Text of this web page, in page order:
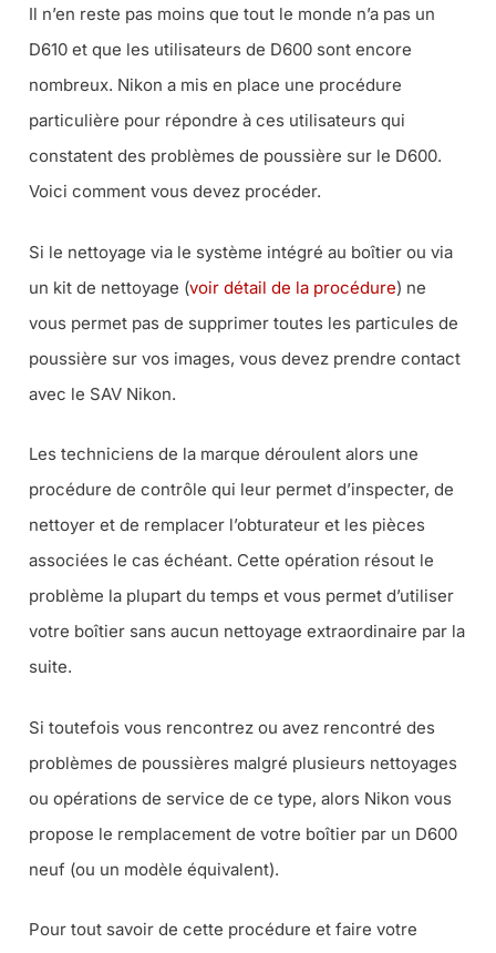
Il n’en reste pas moins que tout le monde n’a pas un
D610 et que les utilisateurs de D600 sont encore
nombreux. Nikon a mis en place une procédure
particulière pour répondre à ces utilisateurs qui
constatent des problèmes de poussière sur le D600.
Voici comment vous devez procéder.
Si le nettoyage via le système intégré au boîtier ou via
un kit de nettoyage (voir détail de la procédure) ne
vous permet pas de supprimer toutes les particules de
poussière sur vos images, vous devez prendre contact
avec le SAV Nikon.
Les techniciens de la marque déroulent alors une
procédure de contrôle qui leur permet d’inspecter, de
nettoyer et de remplacer l’obturateur et les pièces
associées le cas échéant. Cette opération résout le
problème la plupart du temps et vous permet d’utiliser
votre boîtier sans aucun nettoyage extraordinaire par la
suite.
Si toutefois vous rencontrez ou avez rencontré des
problèmes de poussières malgré plusieurs nettoyages
ou opérations de service de ce type, alors Nikon vous
propose le remplacement de votre boîtier par un D600
neuf (ou un modèle équivalent).
Pour tout savoir de cette procédure et faire votre